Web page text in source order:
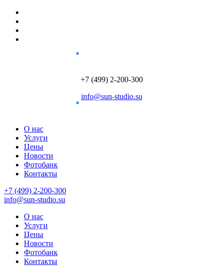
+7 (499) 2-200-300
info@sun-studio.su
О нас
Услуги
Цены
Новости
Фотобанк
Контакты
+7 (499) 2-200-300
info@sun-studio.su
О нас
Услуги
Цены
Новости
Фотобанк
Контакты